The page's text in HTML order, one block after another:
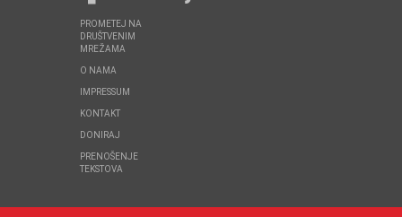
PROMETEJ NA
DRUŠTVENIM
MREŽAMA
O NAMA
IMPRESSUM
KONTAKT
DONIRAJ
PRENOŠENJE
TEKSTOVA